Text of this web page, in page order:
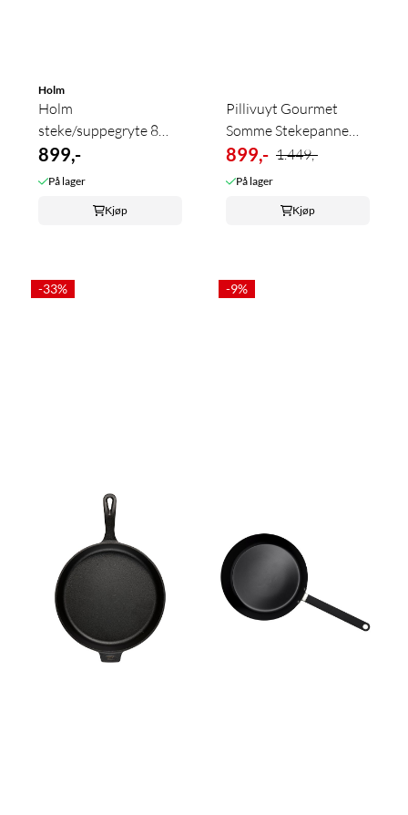
Holm
Holm
steke/suppegryte 8
liter
899,-
På lager
Kjøp
Pillivuyt Gourmet
Somme Stekepanne
28cm
899,- 1.449,-
På lager
Kjøp
-33% -9%